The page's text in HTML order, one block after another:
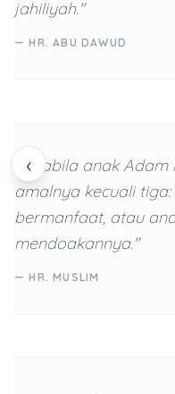
‹
jahiliyah."
— HR. ABU DAWUD
"Apabila anak
amalnya kecuali
bermanfaat, atau
mendoakannya."
— HR. MUSLIM